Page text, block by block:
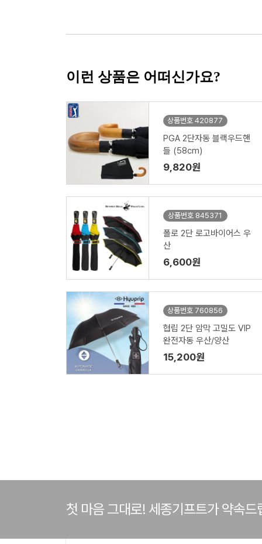
이런 상품은 어떠신가요?
상품번호 420877
PGA 2단자동 블랙우드핸
들 (58cm)
9,820원
상품번호 845371
폴로 2단 로고바이어스 우
산
6,600원
상품번호 760856
협립 2단 암막 고밀도 VIP
완전자동 우산/양산
15,200원
첫 마음 그대로! 세종기프트가 약속드